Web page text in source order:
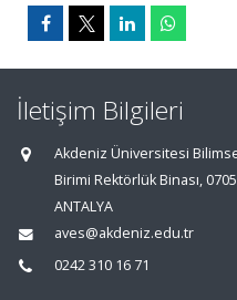
İletişim Bilgileri
Akdeniz Üniversitesi
Birimi Rektörlük Binası,
ANTALYA
aves@akdeniz.edu.tr
0242 310 16 71